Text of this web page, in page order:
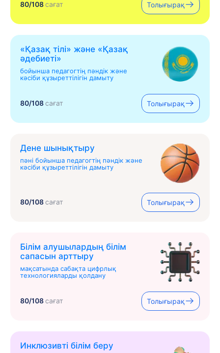
80/108сағат Толығырақ
«Қазақ тілі» жəне «Қазақ
əдебиеті»
бойынша педагогтің пәндік және
кәсіби құзыреттілігін дамыту
80/108сағат Толығырақ
Дене шынықтыру
пәні бойынша педагогтің пәндік және
кәсіби құзыреттілігін дамыту
80/108сағат Толығырақ
Білім алушылардың білім
сапасын арттыру
мақсатында сабақта цифрлық
технологияларды қолдану
80/108сағат Толығырақ
Инклюзивті білім беру